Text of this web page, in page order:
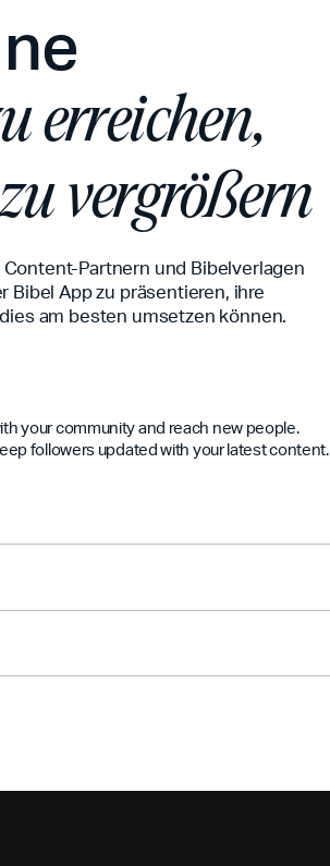
erreichen,
vergrößern
Partnern und Bibelverlagen
App zu präsentieren, ihre
am besten umsetzen können.
your community and reach new people.
followers updated with your latest content.
with Scripture and your ministry all week
growth, engagement trends, and
together.